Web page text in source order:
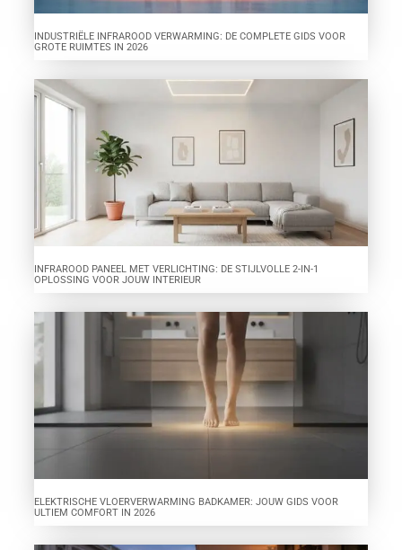
INDUSTRIËLE INFRAROOD VERWARMING: DE COMPLETE GIDS VOOR
GROTE RUIMTES IN 2026
INFRAROOD PANEEL MET VERLICHTING: DE STIJLVOLLE 2-IN-1
OPLOSSING VOOR JOUW INTERIEUR
ELEKTRISCHE VLOERVERWARMING BADKAMER: JOUW GIDS VOOR
ULTIEM COMFORT IN 2026